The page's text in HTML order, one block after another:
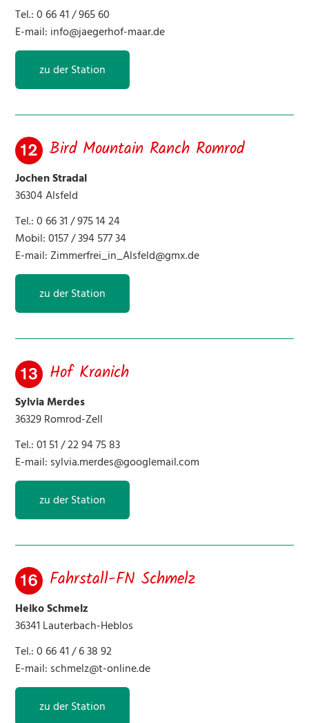
Tel.: 0 66 41 / 965 60
E-mail: info@jaegerhof-maar.de
zu der Station
Bird Mountain Ranch Romrod
Jochen Stradal
36304 Alsfeld
Tel.: 0 66 31 / 975 14 24
Mobil: 0157 / 394 577 34
E-mail:Zimmerfrei_in_Alsfeld@gmx.de
zu der Station
Hof Kranich
Sylvia Merdes
36329 Romrod-Zell
Tel.: 01 51 / 22 94 75 83
E-mail: sylvia.merdes@googlemail.com
zu der Station
Fahrstall-FN Schmelz
Heiko Schmelz
36341 Lauterbach-Heblos
Tel.: 0 66 41 / 6 38 92
E-mail: schmelz@t-online.de
zu der Station